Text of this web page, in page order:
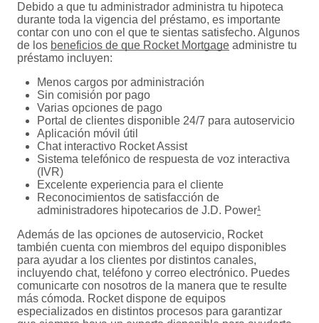
Debido a que tu administrador administra tu hipoteca
durante toda la vigencia del préstamo, es importante
contar con uno con el que te sientas satisfecho. Algunos
de los beneficios de que Rocket Mortgage administre tu
préstamo incluyen:
Menos cargos por administración
Sin comisión por pago
Varias opciones de pago
Portal de clientes disponible 24/7 para autoservicio
Aplicación móvil útil
Chat interactivo Rocket Assist
Sistema telefónico de respuesta de voz interactiva
(IVR)
Excelente experiencia para el cliente
Reconocimientos de satisfacción de
administradores hipotecarios de J.D. Power¹
Además de las opciones de autoservicio, Rocket
también cuenta con miembros del equipo disponibles
para ayudar a los clientes por distintos canales,
incluyendo chat, teléfono y correo electrónico. Puedes
comunicarte con nosotros de la manera que te resulte
más cómoda. Rocket dispone de equipos
especializados en distintos procesos para garantizar